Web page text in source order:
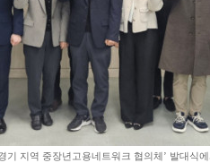
기 지역 중장년고용네트워크 협의체’ 발대식